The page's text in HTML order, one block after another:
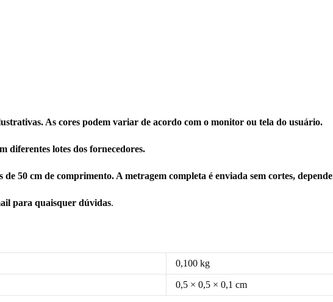
As cores podem variar de acordo com o monitor ou tela do usuário.
diferentes lotes dos fornecedores.
de 50 cm de comprimento. A metragem completa é enviada sem cortes,
para quaisquer dúvidas.
0,100 kg
0,5 × 0,5 × 0,1 cm